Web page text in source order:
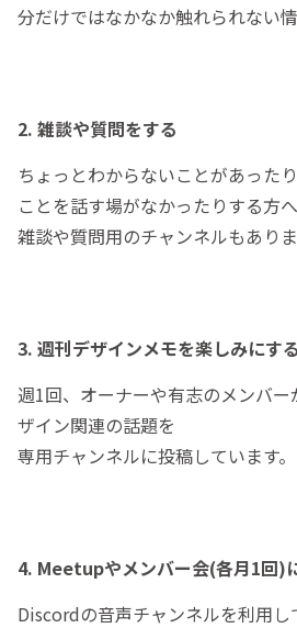
分だけではなかなか触れられない情
2. 雑談や質問をする
ちょっとわからないことがあった
ことを話す場がなかったりする方へ
雑談や質問用のチャンネルもありま
3. 週刊デザインメモを楽しみにする
週1回、オーナーや有志のメンバ
ザイン関連の話題を
専用チャンネルに投稿しています。
4. Meetupやメンバー会(各月1回)
Discordの音声チャンネルを利用し